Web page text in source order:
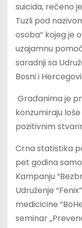
suicida, rečeno
Tuzli pod
osoba“ kojeg je
uzajamnu
saradnji sa
Bosni i
Građanima je
konzumiraju
pozitivnim
Crna statistika
pet godina
Kampanju
Udruženje
medicicine
seminar